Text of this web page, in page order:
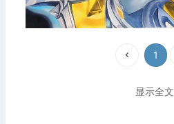
1
显示全文